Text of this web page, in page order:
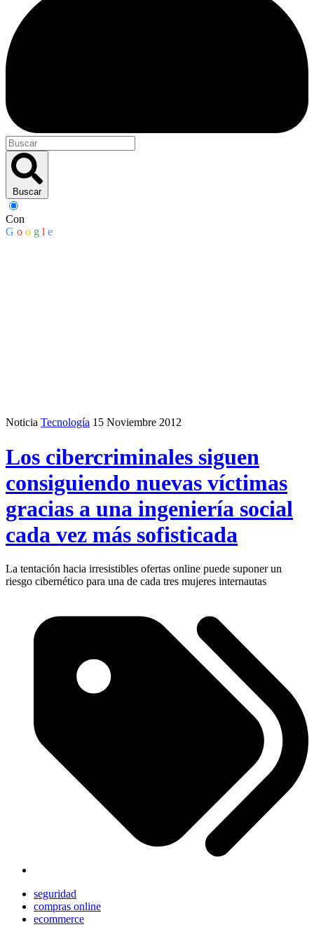
Buscar
Con
G o o g l e
Noticia Tecnología 15 Noviembre 2012
Los cibercriminales siguen
consiguiendo nuevas víctimas
gracias a una ingeniería social
cada vez más sofisticada
La tentación hacia irresistibles ofertas online puede suponer un
riesgo cibernético para una de cada tres mujeres internautas
seguridad
compras online
ecommerce